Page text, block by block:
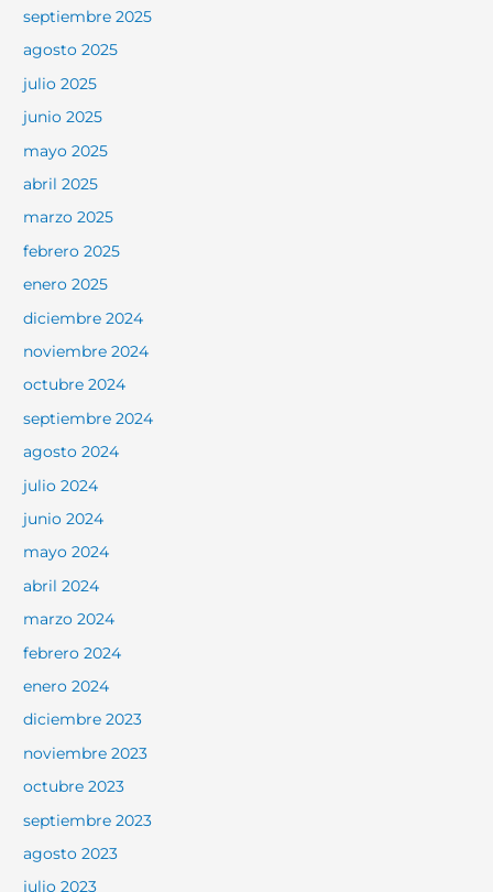
septiembre 2025
agosto 2025
julio 2025
junio 2025
mayo 2025
abril 2025
marzo 2025
febrero 2025
enero 2025
diciembre 2024
noviembre 2024
octubre 2024
septiembre 2024
agosto 2024
julio 2024
junio 2024
mayo 2024
abril 2024
marzo 2024
febrero 2024
enero 2024
diciembre 2023
noviembre 2023
octubre 2023
septiembre 2023
agosto 2023
julio 2023